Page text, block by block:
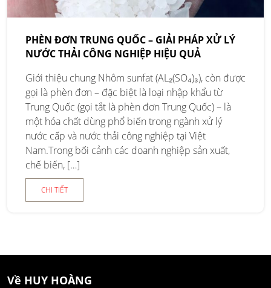
PHÈN ĐƠN TRUNG QUỐC – GIẢI PHÁP XỬ LÝ
NƯỚC THẢI CÔNG NGHIỆP HIỆU QUẢ
Giới thiệu chung Nhôm sunfat (AL₂(SO₄)₃), còn được
gọi là phèn đơn – đặc biệt là loại nhập khẩu từ
Trung Quốc (gọi tắt là phèn đơn Trung Quốc) – là
một hóa chất dùng phổ biến trong ngành xử lý
nước cấp và nước thải công nghiệp tại Việt
Nam.Trong bối cảnh các doanh nghiệp sản xuất,
chế biến, […]
CHI TIẾT
Về HUY HOÀNG